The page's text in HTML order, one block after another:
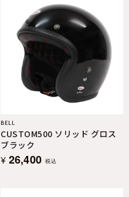
BELL
CUSTOM500 ソリッド グロス
ブラック
¥ 26,400 税込